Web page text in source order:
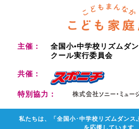
主催：
全国小•中学校リズムダ
クール実行委員会
共催：
特別協力：
私たちは、「全国小･中学校リズムダンス